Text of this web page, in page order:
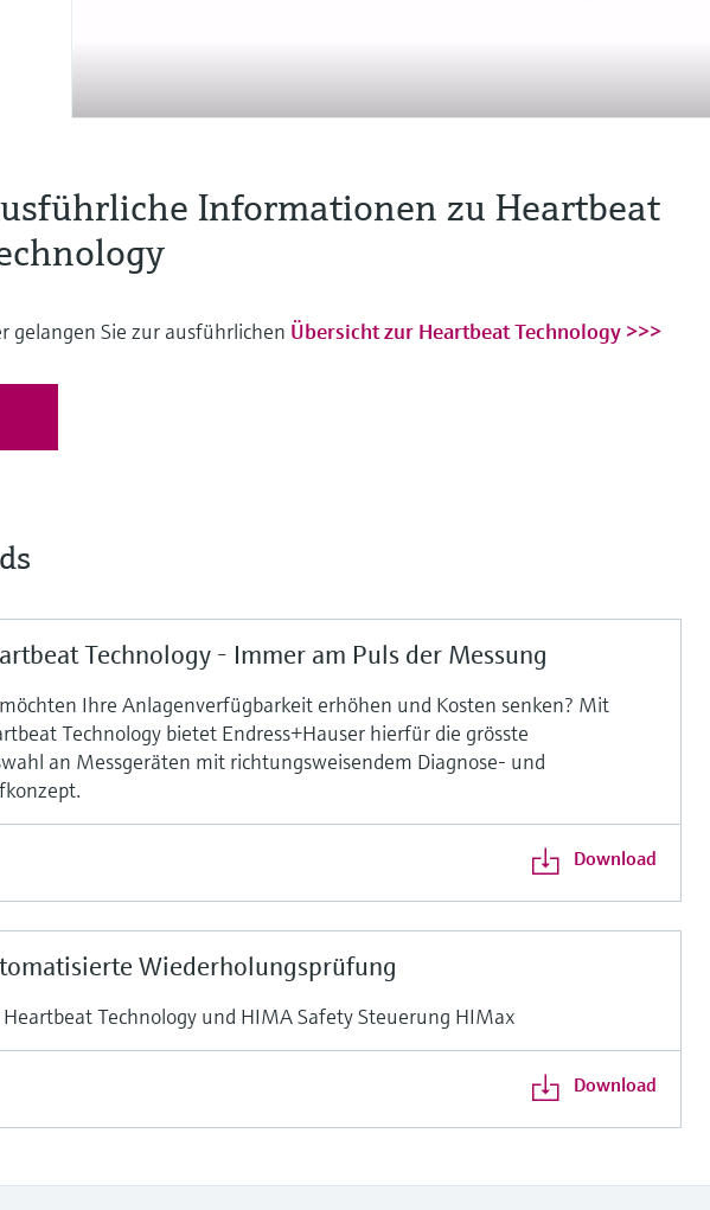
Informationen zu Heartbeat
gelangen Sie zur ausführlichen Übersicht zur Heartbeat Technology >>>
Technology - Immer am Puls der Messung
Ihre Anlagenverfügbarkeit erhöhen und Kosten senken? Mit
Technology bietet Endress+Hauser hierfür die grösste
an Messgeräten mit richtungsweisendem Diagnose- und
Download
Wiederholungsprüfung
Technology und HIMA Safety Steuerung HIMax
Download